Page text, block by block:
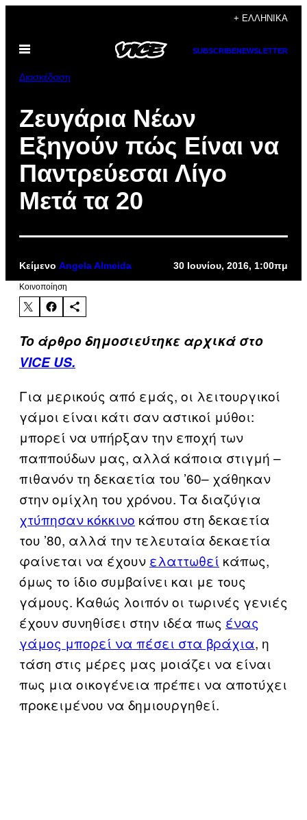
περιεχόμενο
+ ΕΛΛΗΝΙΚΆ
Ανοίξτε
SUBSCRIBENEWSLETTER
Διασκέδαση
Ζευγάρια Νέων
Εξηγούν πώς Είναι να
Παντρεύεσαι Λίγο
Μετά τα 20
Κείμενο Angela Almeida 30 Ιουνίου, 2016, 1:00πμ
Kοινοποίηση
To άρθρο δημοσιεύτηκε αρχικά στο
VICE US.
Για μερικούς από εμάς, οι λειτουργικοί
γάμοι είναι κάτι σαν αστικοί μύθοι:
μπορεί να υπήρξαν την εποχή των
παππούδων μας, αλλά κάποια στιγμή –
πιθανόν τη δεκαετία του ’60– χάθηκαν
στην ομίχλη του χρόνου. Τα διαζύγια
χτύπησαν κόκκινο κάπου στη δεκαετία
του ’80, αλλά την τελευταία δεκαετία
φαίνεται να έχουν ελαττωθεί κάπως,
όμως το ίδιο συμβαίνει και με τους
γάμους. Καθώς λοιπόν οι τωρινές γενιές
έχουν συνηθίσει στην ιδέα πως ένας
γάμος μπορεί να πέσει στα βράχια, η
τάση στις μέρες μας μοιάζει να είναι
πως μια οικογένεια πρέπει να αποτύχει
προκειμένου να δημιουργηθεί.